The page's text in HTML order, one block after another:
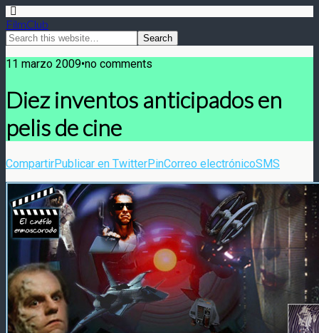
FilmClub
11 marzo 2009•no comments
Diez inventos anticipados en
pelis de cine
CompartirPublicar en TwitterPinCorreo electrónicoSMS